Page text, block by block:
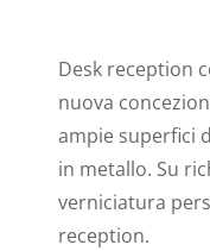
Desk reception
nuova
ampie superfici
in metallo. Su
verniciatura
reception.